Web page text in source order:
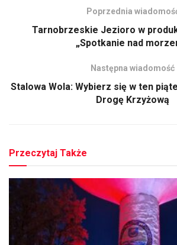
Poprzednia
Tarnobrzeskie Jezioro w
„Spotkanie nad
Następna wiadomość
Stalowa Wola: Wybierz się w ten
Drogę Krzyżową
Przeczytaj Także